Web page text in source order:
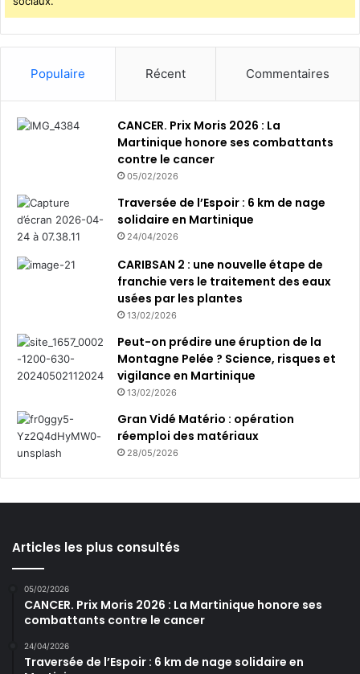
Populaire Récent Commentaires
CANCER. Prix Moris 2026 : La
Martinique honore ses combattants
contre le cancer
05/02/2026
Traversée de l’Espoir : 6 km de nage
solidaire en Martinique
24/04/2026
CARIBSAN 2 : une nouvelle étape de
franchie vers le traitement des eaux
usées par les plantes
13/02/2026
Peut-on prédire une éruption de la
Montagne Pelée ? Science, risques et
vigilance en Martinique
13/02/2026
Gran Vidé Matério : opération
réemploi des matériaux
28/05/2026
Articles les plus consultés
05/02/2026
CANCER. Prix Moris 2026 : La Martinique honore ses
combattants contre le cancer
24/04/2026
Traversée de l’Espoir : 6 km de nage solidaire en